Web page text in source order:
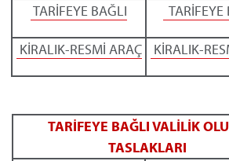
TARİFEYE BAĞLI TARİFEYE
KİRALIK-RESMİ ARAÇ KİRALIK-
TARİFEYE BAĞLI VALİLİK
TASLAKLARI